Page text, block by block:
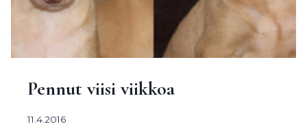
Pennut viisi viikkoa
11.4.2016